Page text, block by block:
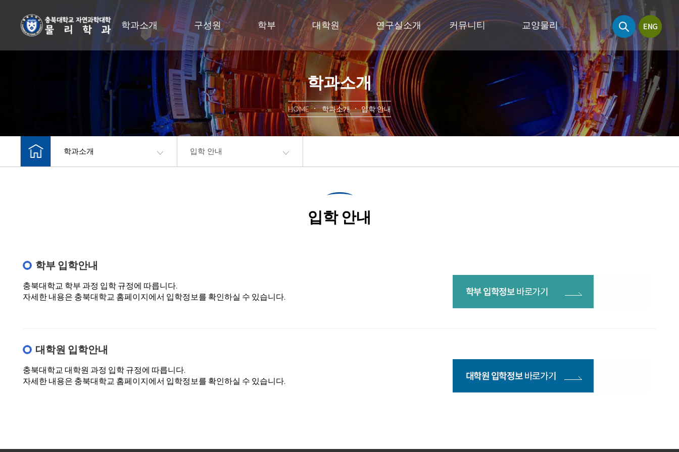
학과소개 구성원 학부 대학원 연구실소개 커뮤니티 교양물리
학과소개
HOME 학과소개 입학 안내
학과소개 입학 안내
입학 안내
학부 입학안내
충북대학교 학부 과정 입학 규정에 따릅니다.
자세한 내용은 충북대학교 홈페이지에서 입학정보를 확인하실 수 있습니다.
대학원 입학안내
충북대학교 대학원 과정 입학 규정에 따릅니다.
자세한 내용은 충북대학교 홈페이지에서 입학정보를 확인하실 수 있습니다.